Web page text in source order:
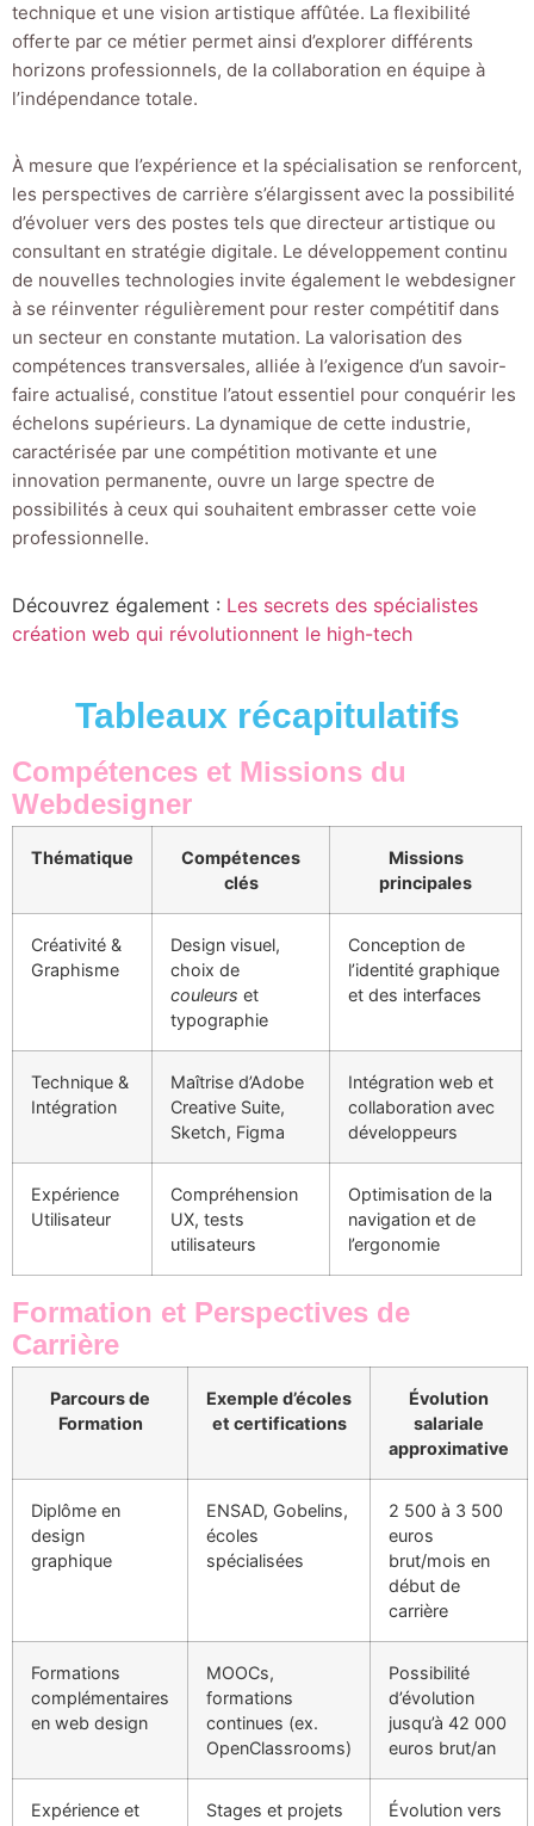
technique et une vision artistique affûtée. La flexibilité
offerte par ce métier permet ainsi d’explorer différents
horizons professionnels, de la collaboration en équipe à
l’indépendance totale.
À mesure que l’expérience et la spécialisation se renforcent,
les perspectives de carrière s’élargissent avec la possibilité
d’évoluer vers des postes tels que directeur artistique ou
consultant en stratégie digitale. Le développement continu
de nouvelles technologies invite également le webdesigner
à se réinventer régulièrement pour rester compétitif dans
un secteur en constante mutation. La valorisation des
compétences transversales, alliée à l’exigence d’un savoir-
faire actualisé, constitue l’atout essentiel pour conquérir les
échelons supérieurs. La dynamique de cette industrie,
caractérisée par une compétition motivante et une
innovation permanente, ouvre un large spectre de
possibilités à ceux qui souhaitent embrasser cette voie
professionnelle.
Découvrez également : Les secrets des spécialistes
création web qui révolutionnent le high-tech
Tableaux récapitulatifs
Compétences et Missions du
Webdesigner
Thématique
Compétences
clés
Missions
principales
Créativité &
Graphisme
Design visuel,
choix de
couleurs et
typographie
Conception de
l’identité graphique
et des interfaces
Technique &
Intégration
Maîtrise d’Adobe
Creative Suite,
Sketch, Figma
Intégration web et
collaboration avec
développeurs
Expérience
Utilisateur
Compréhension
UX, tests
utilisateurs
Optimisation de la
navigation et de
l’ergonomie
Formation et Perspectives de
Carrière
Parcours de
Formation
Exemple d’écoles
et certifications
Évolution
salariale
approximative
Diplôme en
design
graphique
ENSAD, Gobelins,
écoles
spécialisées
2 500 à 3 500
euros
brut/mois en
début de
carrière
Formations
complémentaires
en web design
MOOCs,
formations
continues (ex.
OpenClassrooms)
Possibilité
d’évolution
jusqu’à 42 000
euros brut/an
Expérience et
Stages et projets
Évolution vers